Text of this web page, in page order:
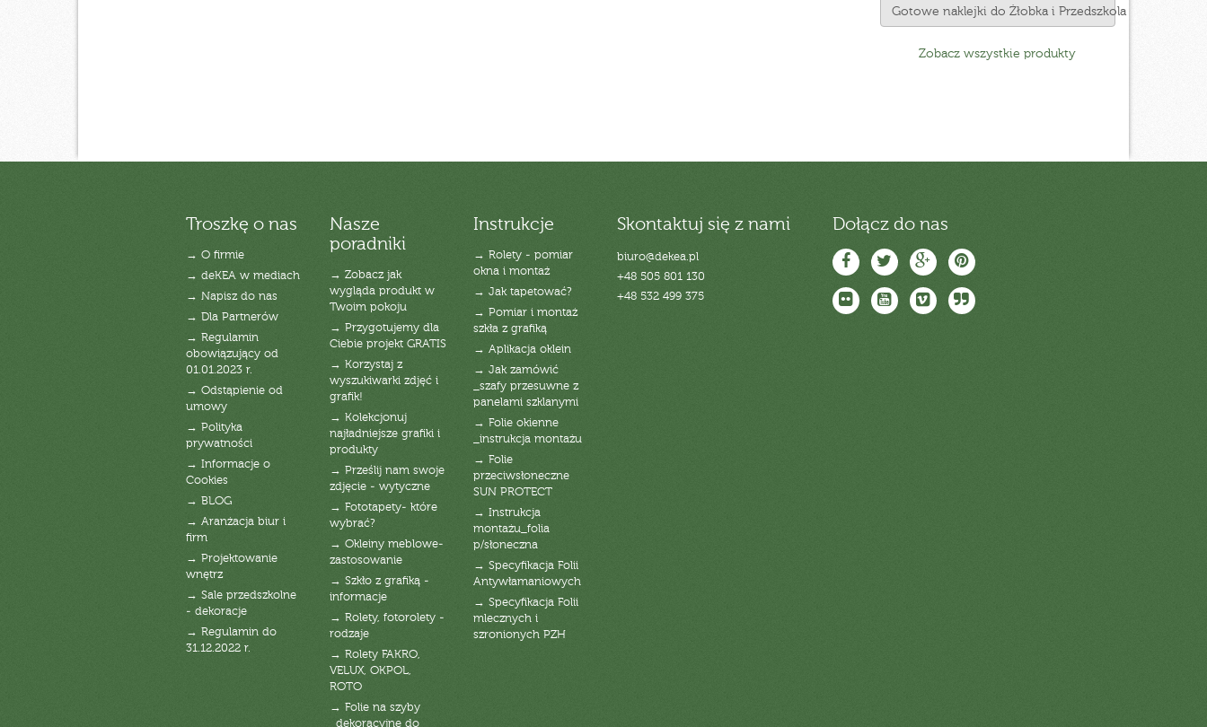
Gotowe naklejki do Żłobka i Przedszkola
Zobacz wszystkie produkty
Troszkę o nas
→ O firmie
→ deKEA w mediach
→ Napisz do nas
→ Dla Partnerów
→ Regulamin
obowiązujący od
01.01.2023 r.
→ Odstąpienie od
umowy
→ Polityka
prywatności
→ Informacje o
Cookies
→ BLOG
→ Aranżacja biur i
firm
→ Projektowanie
wnętrz
→ Sale przedszkolne
- dekoracje
→ Regulamin do
31.12.2022 r.
Nasze
poradniki
→ Zobacz jak
wygląda produkt w
Twoim pokoju
→ Przygotujemy dla
Ciebie projekt GRATIS
→ Korzystaj z
wyszukiwarki zdjęć i
grafik!
→ Kolekcjonuj
najładniejsze grafiki i
produkty
→ Prześlij nam swoje
zdjęcie - wytyczne
→ Fototapety- które
wybrać?
→ Okleiny meblowe-
zastosowanie
→ Szkło z grafiką -
informacje
→ Rolety, fotorolety -
rodzaje
→ Rolety FAKRO,
VELUX, OKPOL,
ROTO
→ Folie na szyby
_dekoracyjne do
Instrukcje
→ Rolety - pomiar
okna i montaż
→ Jak tapetować?
→ Pomiar i montaż
szkła z grafiką
→ Aplikacja oklein
→ Jak zamówić
_szafy przesuwne z
panelami szklanymi
→ Folie okienne
_instrukcja montażu
→ Folie
przeciwsłoneczne
SUN PROTECT
→ Instrukcja
montażu_folia
p/słoneczna
→ Specyfikacja Folii
Antywłamaniowych
→ Specyfikacja Folii
mlecznych i
szronionych PZH
Skontaktuj się z nami
biuro@dekea.pl
+48 505 801 130
+48 532 499 375
Dołącz do nas